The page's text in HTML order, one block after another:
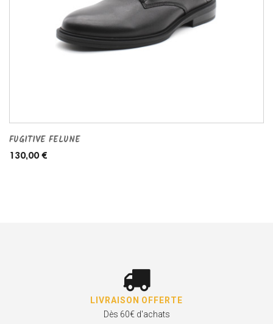
FUGITIVE FELUNE
130,00 €
LIVRAISON OFFERTE
Dès 60€ d'achats